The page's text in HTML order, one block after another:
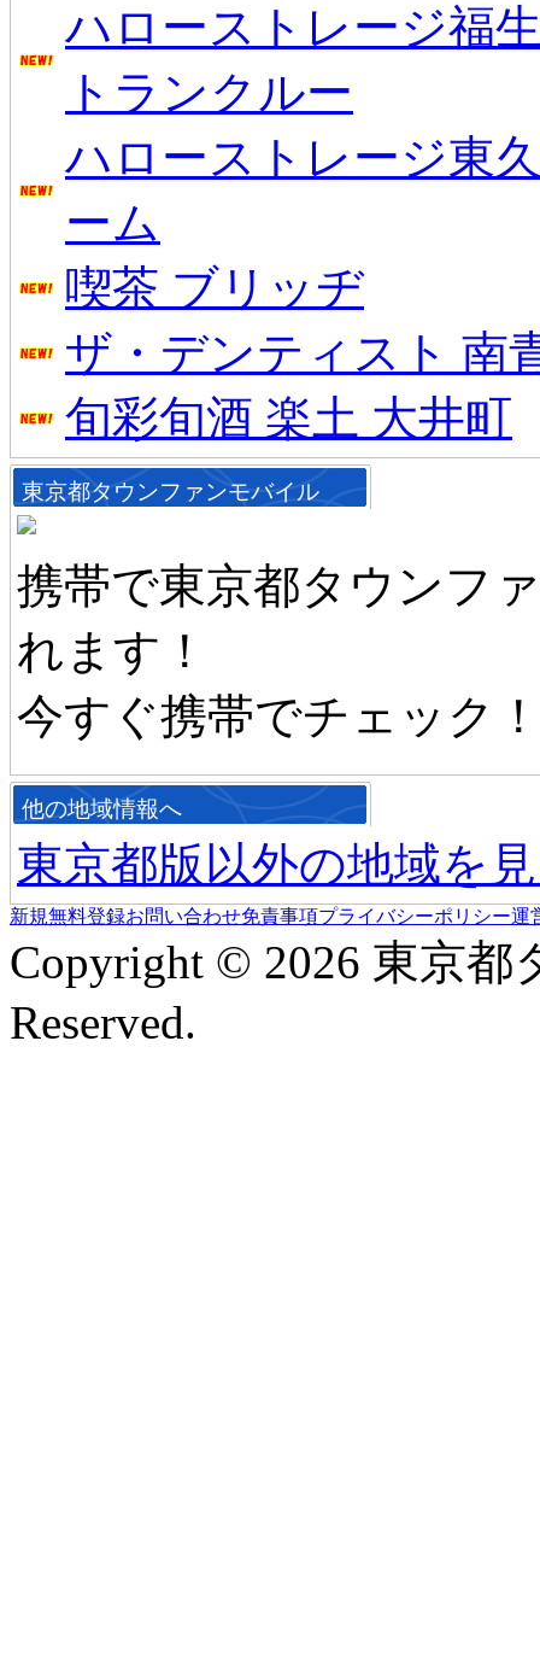
ハローストレージ福
トランクルー
ハローストレージ東
ーム
喫茶 ブリッヂ
ザ・デンティスト 南
旬彩旬酒 楽土 大井町
東京都タウンファンモバイル
携帯で東京都タウンフ
れます！
今すぐ携帯でチェック
他の地域情報へ
東京都版以外の地域を
新規無料登録お問い合わせ免責事項プライバシーポリシー運
Copyright © 2026 東京
Reserved.